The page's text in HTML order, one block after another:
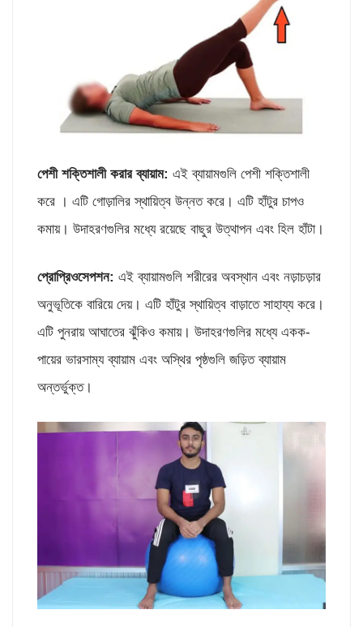
পেশী শক্তিশালী করার ব্যায়াম: এই ব্যায়ামগুলি পেশী শক্তিশালী
করে । এটি গোড়ালির স্থায়িত্ব উন্নত করে। এটি হাঁটুর চাপও
কমায়। উদাহরণগুলির মধ্যে রয়েছে বাছুর উত্থাপন এবং হিল হাঁটা।
প্রোপ্রিওসেপশন: এই ব্যায়ামগুলি শরীরের অবস্থান এবং নড়াচড়ার
অনুভূতিকে বারিয়ে দেয়। এটি হাঁটুর স্থায়িত্ব বাড়াতে সাহায্য করে।
এটি পুনরায় আঘাতের ঝুঁকিও কমায়। উদাহরণগুলির মধ্যে একক-
পায়ের ভারসাম্য ব্যায়াম এবং অস্থির পৃষ্ঠগুলি জড়িত ব্যায়াম
অন্তর্ভুক্ত।